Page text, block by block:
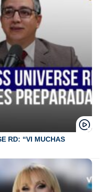
RD: “VI MUCHAS